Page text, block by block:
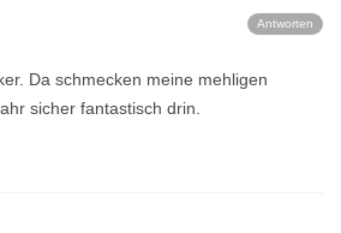
Antworten
Da schmecken meine mehligen
sicher fantastisch drin.